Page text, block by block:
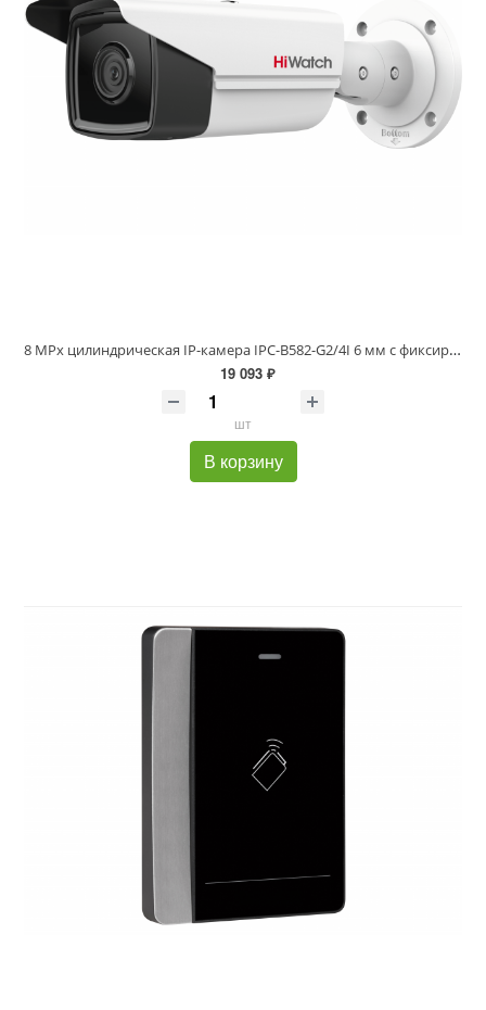
8 MPx цилиндрическая IP-камера IPC-B582-G2/4I 6 мм с фиксированным объективом и EXIR до 80м
19 093 ₽
шт
В корзину